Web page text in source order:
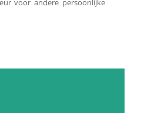
voor andere persoonlijke